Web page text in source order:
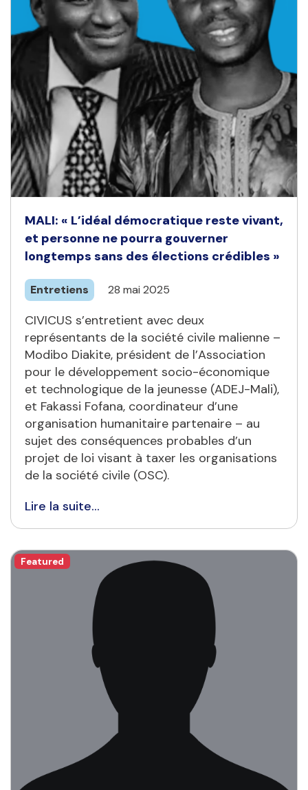
MALI: « L’idéal démocratique reste vivant,
et personne ne pourra gouverner
longtemps sans des élections crédibles »
Entretiens 28 mai 2025
CIVICUS s’entretient avec deux
représentants de la société civile malienne –
Modibo Diakite, président de l’Association
pour le développement socio-économique
et technologique de la jeunesse (ADEJ-Mali),
et Fakassi Fofana, coordinateur d’une
organisation humanitaire partenaire – au
sujet des conséquences probables d’un
projet de loi visant à taxer les organisations
de la société civile (OSC).
Lire la suite...
Featured